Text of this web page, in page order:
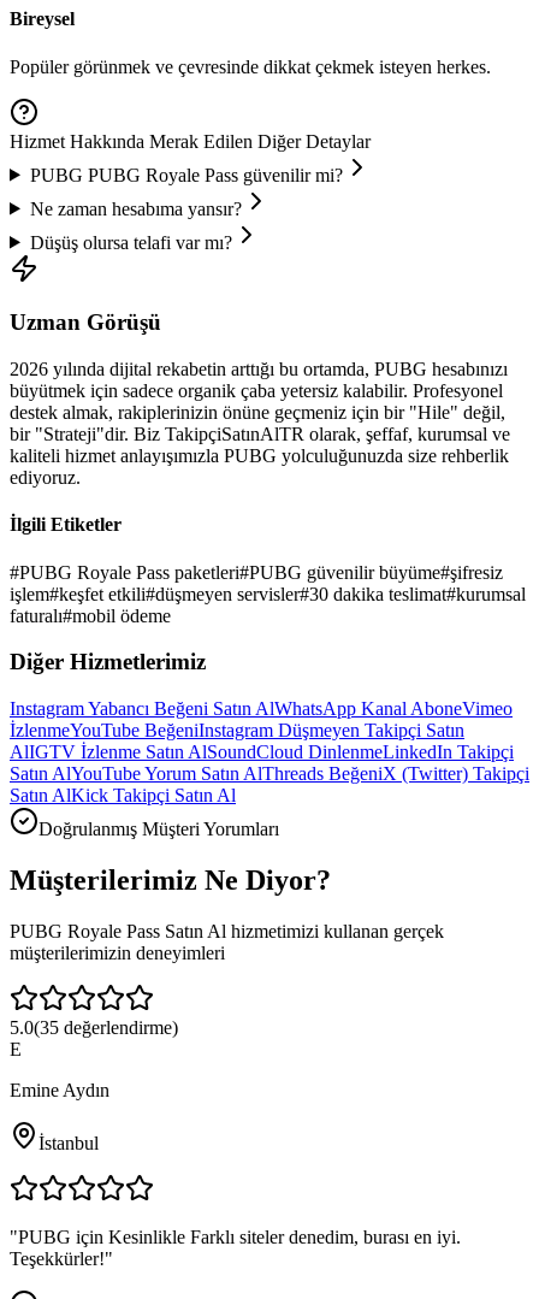
Bireysel
Popüler görünmek ve çevresinde dikkat çekmek isteyen herkes.
Hizmet Hakkında Merak Edilen Diğer Detaylar
PUBG PUBG Royale Passgüvenilir mi?
Ne zaman hesabıma yansır?
Düşüş olursa telafi var mı?
Uzman Görüşü
2026 yılında dijital rekabetin arttığı bu ortamda, PUBG hesabınızı
büyütmek için sadece organik çaba yetersiz kalabilir. Profesyonel
destek almak, rakiplerinizin önüne geçmeniz için bir "Hile" değil,
bir "Strateji"dir. Biz TakipçiSatınAlTR olarak, şeffaf, kurumsal ve
kaliteli hizmet anlayışımızla PUBG yolculuğunuzda size rehberlik
ediyoruz.
İlgili Etiketler
#PUBG Royale Pass paketleri#PUBG güvenilir büyüme#şifresiz
işlem#keşfet etkili#düşmeyen servisler#30 dakika teslimat#kurumsal
faturalı#mobil ödeme
Diğer Hizmetlerimiz
Instagram Yabancı Beğeni Satın AlWhatsApp Kanal AboneVimeo
İzlenmeYouTube BeğeniInstagram Düşmeyen Takipçi Satın
AlIGTV İzlenme Satın AlSoundCloud DinlenmeLinkedIn Takipçi
Satın AlYouTube Yorum Satın AlThreads BeğeniX (Twitter) Takipçi
Satın AlKick Takipçi Satın Al
Doğrulanmış Müşteri Yorumları
Müşterilerimiz Ne Diyor?
PUBG Royale Pass Satın Al hizmetimizi kullanan gerçek
müşterilerimizin deneyimleri
5.0(35 değerlendirme)
E
Emine Aydın
İstanbul
"PUBG için Kesinlikle Farklı siteler denedim, burası en iyi.
Teşekkürler!"